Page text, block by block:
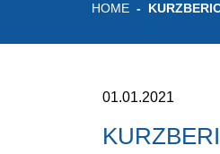
HOME
01.01.2021